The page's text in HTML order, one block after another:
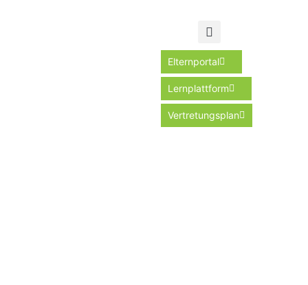
Elternportal
Lernplattform
Vertretungsplan